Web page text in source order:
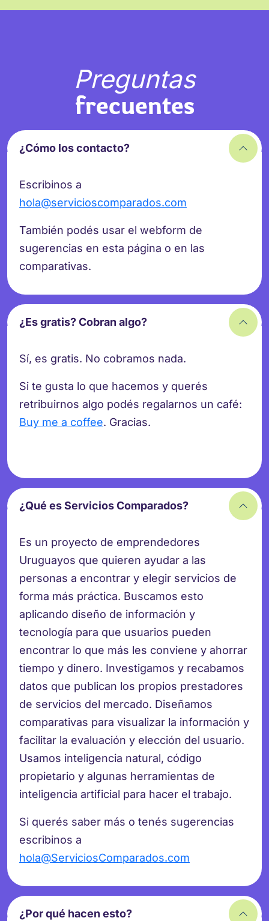
Preguntas
frecuentes
¿Cómo los contacto?
Escribinos a
hola@servicioscomparados.com
También podés usar el webform de
sugerencias en esta página o en las
comparativas.
¿Es gratis? Cobran algo?
Sí, es gratis. No cobramos nada.
Si te gusta lo que hacemos y querés
retribuirnos algo podés regalarnos un café:
Buy me a coffee. Gracias.
¿Qué es Servicios Comparados?
Es un proyecto de emprendedores
Uruguayos que quieren ayudar a las
personas a encontrar y elegir servicios de
forma más práctica. Buscamos esto
aplicando diseño de información y
tecnología para que usuarios pueden
encontrar lo que más les conviene y ahorrar
tiempo y dinero. Investigamos y recabamos
datos que publican los propios prestadores
de servicios del mercado. Diseñamos
comparativas para visualizar la información y
facilitar la evaluación y elección del usuario.
Usamos inteligencia natural, código
propietario y algunas herramientas de
inteligencia artificial para hacer el trabajo.
Si querés saber más o tenés sugerencias
escribinos a
hola@ServiciosComparados.com
¿Por qué hacen esto?